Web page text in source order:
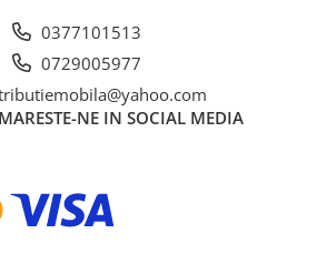
0377101513
0729005977
NE IN SOCIAL MEDIA